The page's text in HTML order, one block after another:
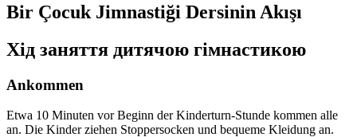
Bir Çocuk Jimnastiği Dersinin Akışı
Хід заняття дитячою гімнастикою
Ankommen
Etwa 10 Minuten vor Beginn der Kinderturn-Stunde kommen alle
an. Die Kinder ziehen Stoppersocken und bequeme Kleidung an.